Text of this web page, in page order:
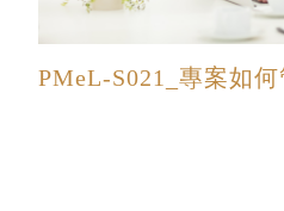
PMeL-S021_專案如